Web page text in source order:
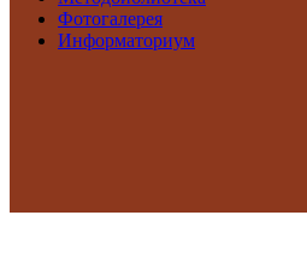
Фотогалерея
Информаториум